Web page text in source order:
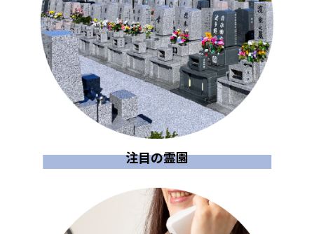
注目の霊園